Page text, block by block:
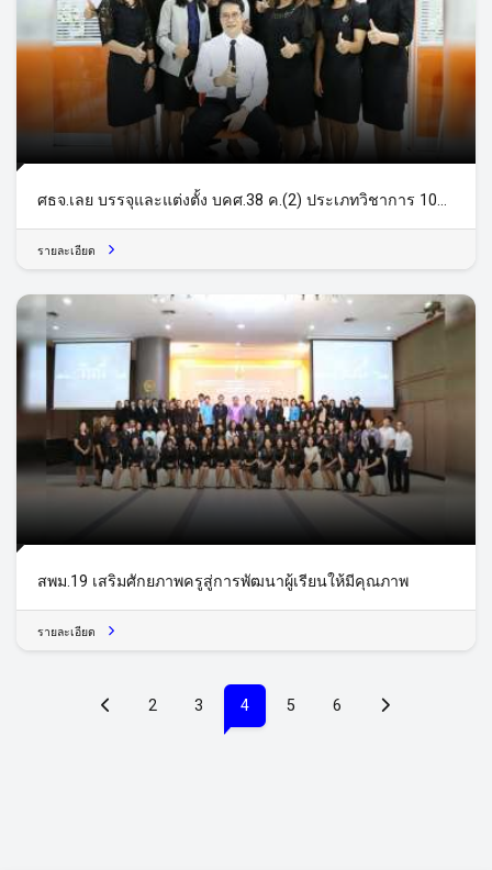
ศธจ.เลย บรรจุและแต่งตั้ง บคศ.38 ค.(2) ประเภทวิชาการ 10
รายละเอียด
สพม.19 เสริมศักยภาพครูสู่การพัฒนาผู้เรียนให้มีคุณภาพ
รายละเอียด
2 3 4(current)
5 6